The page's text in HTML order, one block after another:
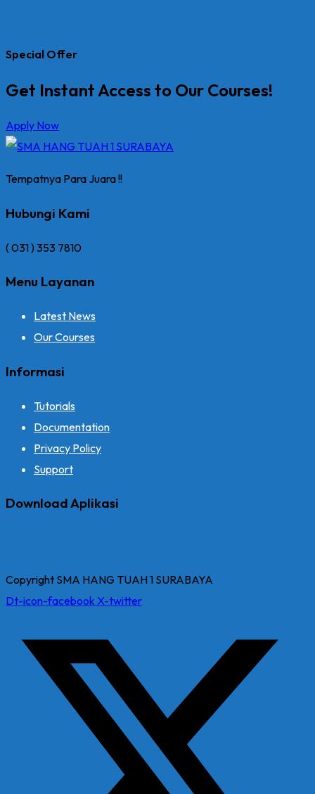
Special Offer
Get Instant Access to Our Courses!
Apply Now
Tempatnya Para Juara !!
Hubungi Kami
( 031 ) 353 7810
Menu Layanan
Latest News
Our Courses
Informasi
Tutorials
Documentation
Privacy Policy
Support
Download Aplikasi
Copyright SMA HANG TUAH 1 SURABAYA
Dt-icon-facebook X-twitter